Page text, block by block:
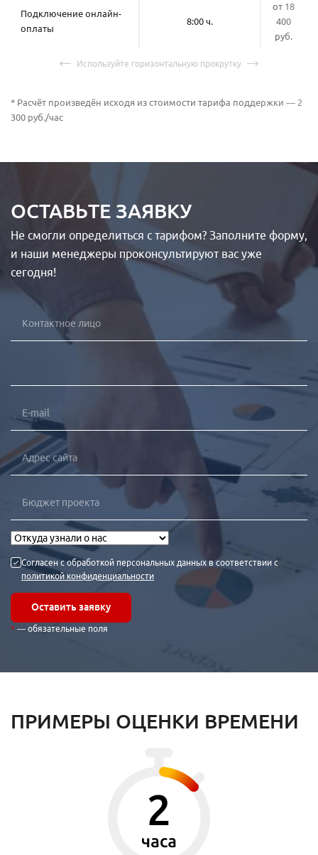
Подключение онлайн-
оплаты
8:00 ч.
от 18
400
руб.
* Расчёт произведён исходя из стоимости тарифа поддержки — 2
300 руб./час
ОСТАВЬТЕ ЗАЯВКУ
Не смогли определиться с тарифом? Заполните форму,
и наши менеджеры проконсультируют вас уже
сегодня!
Согласен с обработкой персональных данных в соответствии с
политикой конфиденциальности
Оставить заявку
— обязательные поля
ПРИМЕРЫ ОЦЕНКИ ВРЕМЕНИ